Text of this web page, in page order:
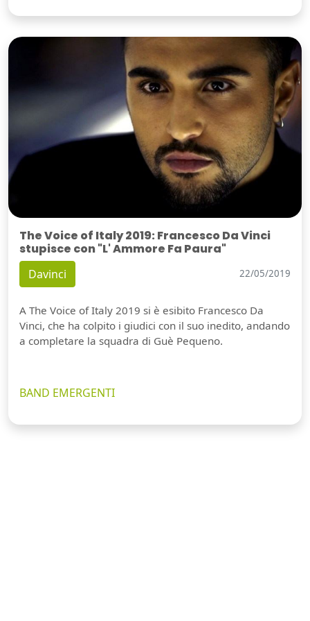
The Voice of Italy 2019: Francesco Da Vinci
stupisce con "L' Ammore Fa Paura"
Davinci 22/05/2019
A The Voice of Italy 2019 si è esibito Francesco Da
Vinci, che ha colpito i giudici con il suo inedito, andando
a completare la squadra di Guè Pequeno.
BAND EMERGENTI